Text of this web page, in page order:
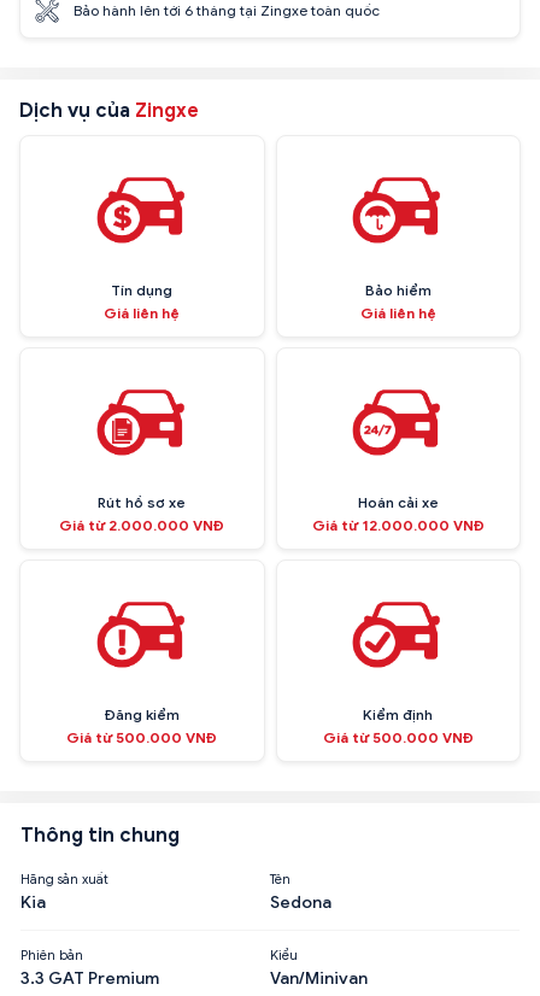
Bảo hành lên tới 6 tháng tại Zingxe toàn quốc
Dịch vụ của Zingxe
Tín dụng
Giá liên hệ
Bảo hiểm
Giá liên hệ
Rút hồ sơ xe
Giá từ 2.000.000 VNĐ
Hoán cải xe
Giá từ 12.000.000 VNĐ
Đăng kiểm
Giá từ 500.000 VNĐ
Kiểm định
Giá từ 500.000 VNĐ
Thông tin chung
Hãng sản xuất
Kia
Tên
Sedona
Phiên bản
3.3 GAT Premium
Kiểu
Van/Minivan